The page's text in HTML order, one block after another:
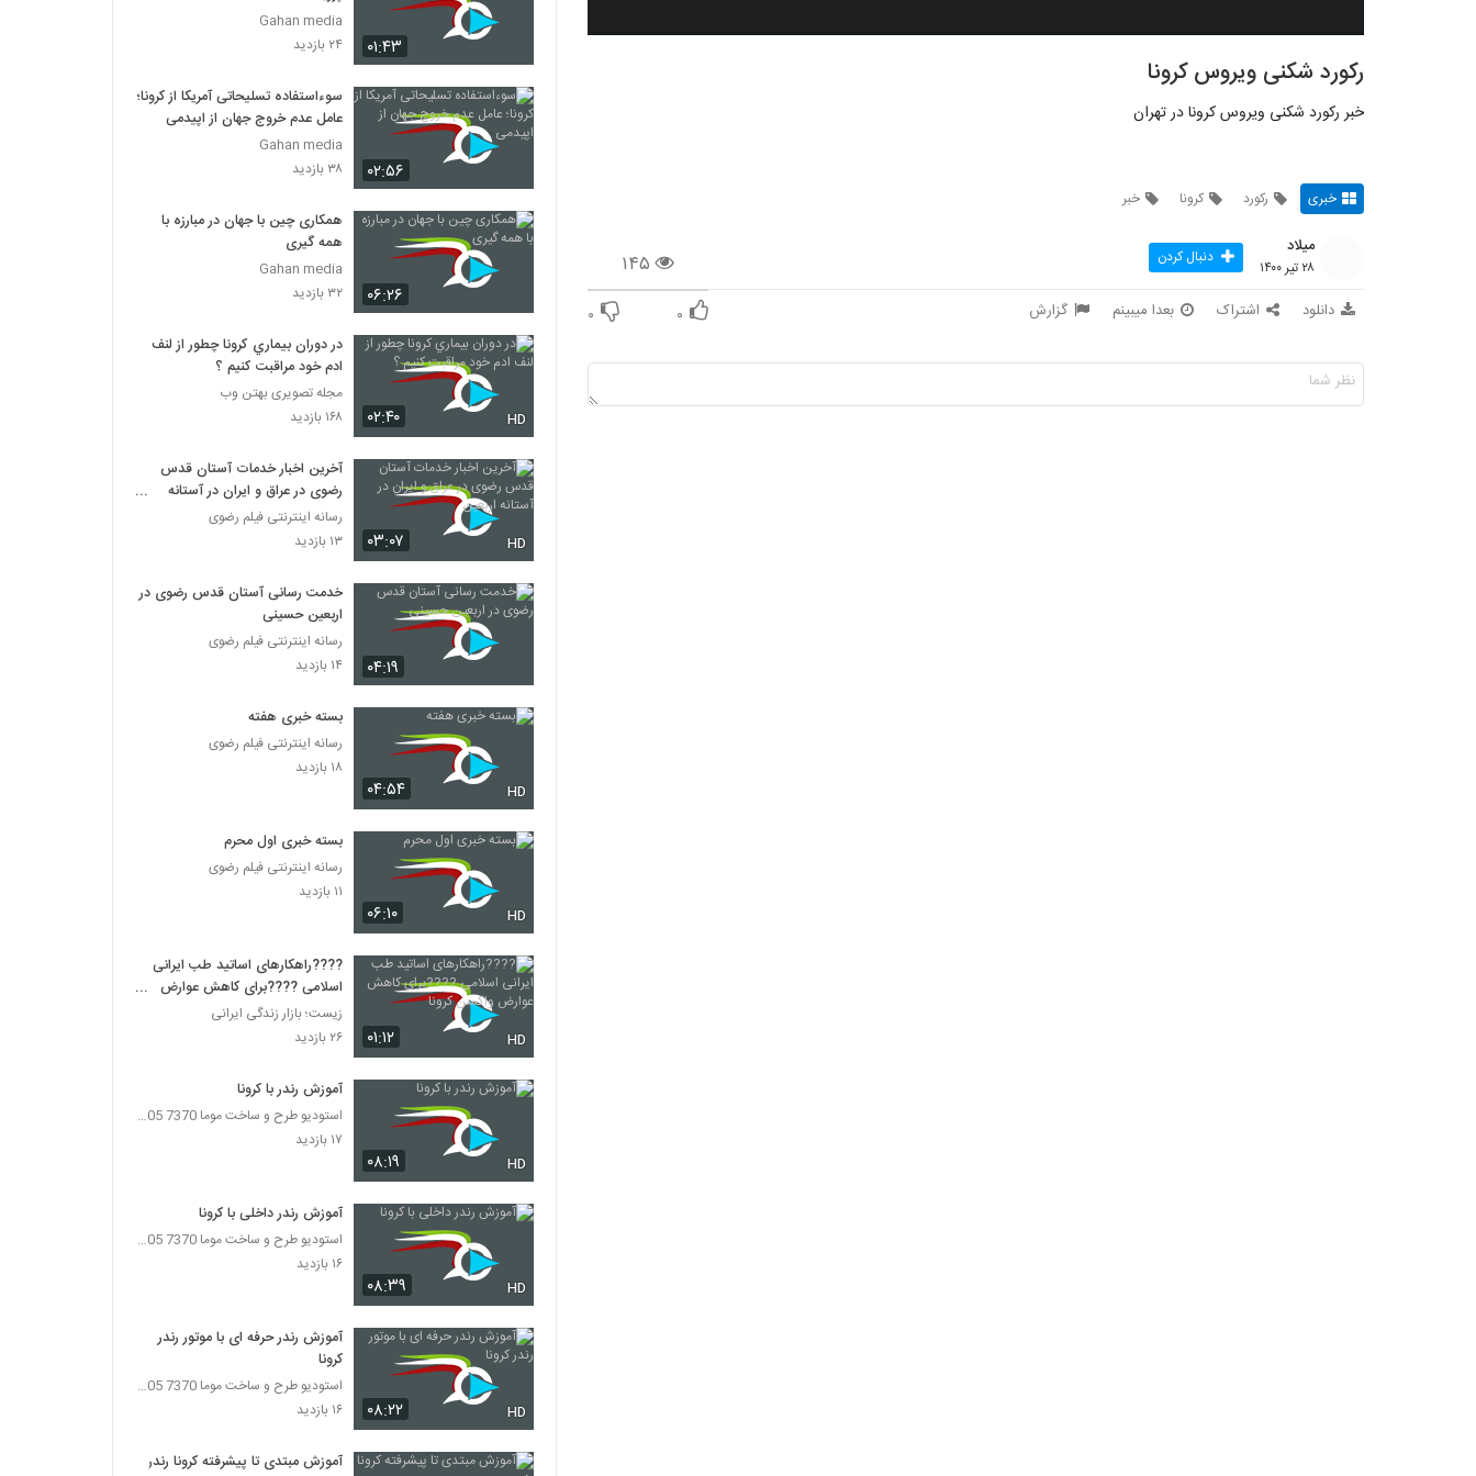
رکورد شکنی ویروس کرونا
خبر رکورد شکنی ویروس کرونا در تهران
خبری رکورد کرونا خبر
۱۴۵
میلاد
۲۸ تیر ۱۴۰۰ دنبال کردن
دانلود اشتراک بعدا میبینم گزارش ۰ ۰
۰۱:۴۳
Gahan media
۲۴ بازدید
۰۲:۵۶
سوءاستفاده تسلیحاتی آمریکا از کرونا؛
عامل عدم خروج جهان از اپیدمی
Gahan media
۳۸ بازدید
۰۶:۲۶
همکاری چین با جهان در مبارزه با
همه گیری
Gahan media
۳۲ بازدید
۰۲:۴۰ HD
در دوران بيماري كرونا چطور از لنف
ادم خود مراقبت كنيم ؟
مجله تصویری بهتن وب
۱۶۸ بازدید
۰۳:۰۷ HD
آخرین اخبار خدمات آستان قدس
رضوی در عراق و ایران در آستانه
اربعین
رسانه اینترنتی فیلم رضوی
۱۳ بازدید
۰۴:۱۹
خدمت رسانی آستان قدس رضوی در
اربعین حسینی
رسانه اینترنتی فیلم رضوی
۱۴ بازدید
۰۴:۵۴ HD
بسته خبری هفته
رسانه اینترنتی فیلم رضوی
۱۸ بازدید
۰۶:۱۰ HD
بسته خبری اول محرم
رسانه اینترنتی فیلم رضوی
۱۱ بازدید
۰۱:۱۲ HD
????راهکارهای اساتید طب ایرانی
اسلامی ????برای کاهش عوارض
واکسن کرونا
زیست؛ بازار زندگی ایرانی
۲۶ بازدید
۰۸:۱۹ HD
آموزش رندر با کرونا
استودیو طرح و ساخت موما 7370 7105-021
۱۷ بازدید
۰۸:۳۹ HD
آموزش رندر داخلی با کرونا
استودیو طرح و ساخت موما 7370 7105-021
۱۶ بازدید
۰۸:۲۲ HD
آموزش رندر حرفه ای با موتور رندر
کرونا
استودیو طرح و ساخت موما 7370 7105-021
۱۶ بازدید
آموزش مبتدی تا پیشرفته کرونا رندر